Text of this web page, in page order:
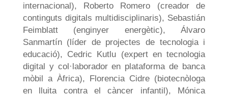
internacional), Roberto Romero (creador de
continguts digitals multidisciplinaris), Sebastián
Feimblatt (enginyer energètic), Álvaro
Sanmartín (líder de projectes de tecnologia i
educació), Cedric Kutlu (expert en tecnologia
digital y col·laborador en plataforma de banca
mòbil a Àfrica), Florencia Cidre (biotecnòloga
en lluita contra el càncer infantil), Mónica